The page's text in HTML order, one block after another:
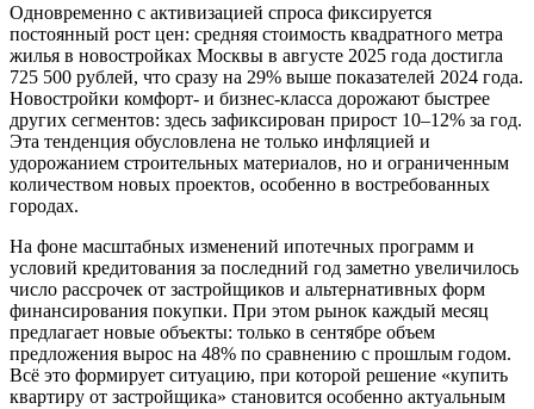
Одновременно с активизацией спроса фиксируется
постоянный рост цен: средняя стоимость квадратного метра
жилья в новостройках Москвы в августе 2025 года достигла
725 500 рублей, что сразу на 29% выше показателей 2024 года.
Новостройки комфорт- и бизнес-класса дорожают быстрее
других сегментов: здесь зафиксирован прирост 10–12% за год.
Эта тенденция обусловлена не только инфляцией и
удорожанием строительных материалов, но и ограниченным
количеством новых проектов, особенно в востребованных
городах.
На фоне масштабных изменений ипотечных программ и
условий кредитования за последний год заметно увеличилось
число рассрочек от застройщиков и альтернативных форм
финансирования покупки. При этом рынок каждый месяц
предлагает новые объекты: только в сентябре объем
предложения вырос на 48% по сравнению с прошлым годом.
Всё это формирует ситуацию, при которой решение «купить
квартиру от застройщика» становится особенно актуальным